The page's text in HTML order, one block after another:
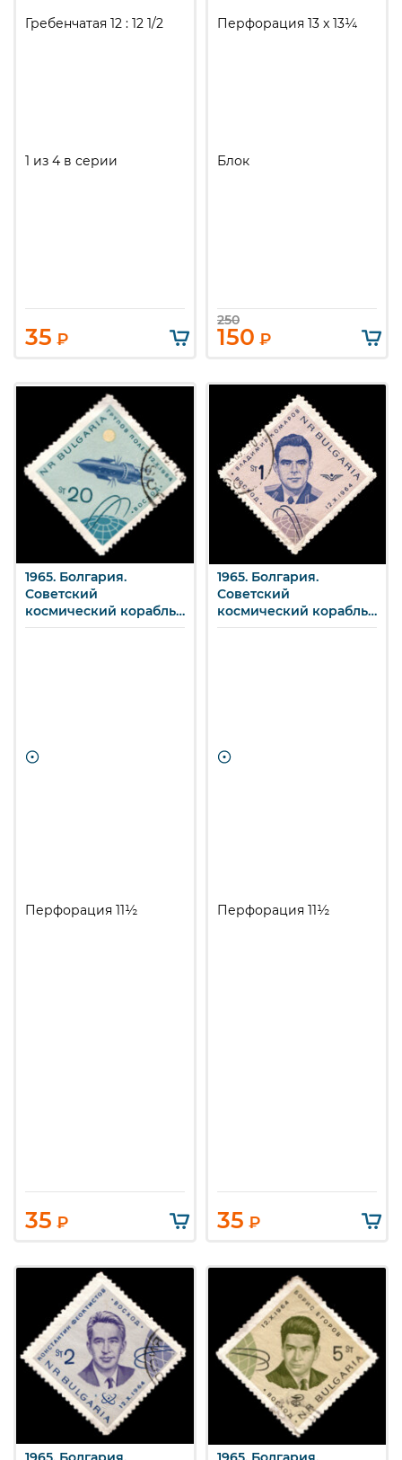
Гребенчатая 12 : 12 1/2
1 из 4 в серии
35 ₽
Перфорация 13 x 13¼
Блок
250
150 ₽
1965. Болгария.
Советский
космический корабль
«Восход».
Перфорация 11½
35 ₽
1965. Болгария.
Советский
космический корабль
«Восход».
Перфорация 11½
35 ₽